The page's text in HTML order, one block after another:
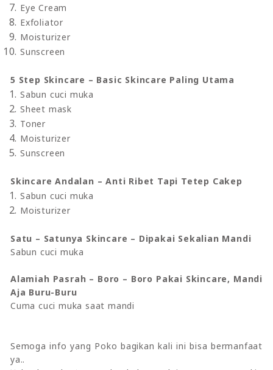
Eye Cream
Exfoliator
Moisturizer
Sunscreen
5 Step Skincare – Basic Skincare Paling Utama
Sabun cuci muka
Sheet mask
Toner
Moisturizer
Sunscreen
Skincare Andalan – Anti Ribet Tapi Tetep Cakep
Sabun cuci muka
Moisturizer
Satu – Satunya Skincare – Dipakai Sekalian Mandi
Sabun cuci muka
Alamiah Pasrah – Boro – Boro Pakai Skincare, Mandi
Aja Buru-Buru
Cuma cuci muka saat mandi
Semoga info yang Poko bagikan kali ini bisa bermanfaat
ya..